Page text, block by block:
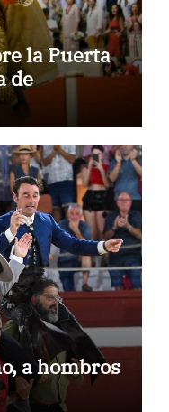
la Puerta
de
a hombros